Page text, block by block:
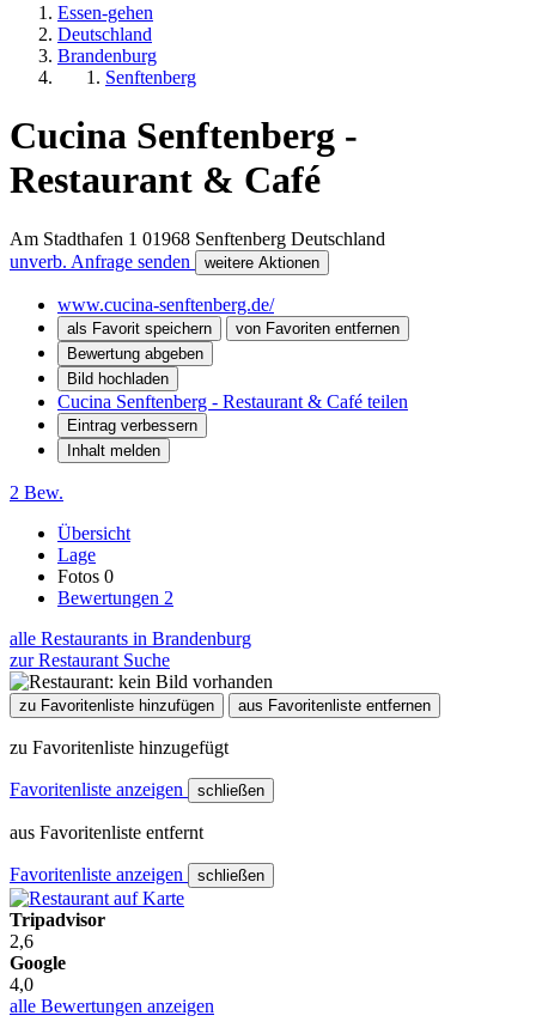
Essen-gehen
Deutschland
Brandenburg
Senftenberg
Cucina Senftenberg -
Restaurant & Café
Am Stadthafen 1 01968 Senftenberg Deutschland
unverb. Anfrage senden
weitere Aktionen
www.cucina-senftenberg.de/
als Favorit speichern
von Favoriten entfernen
Bewertung abgeben
Bild hochladen
Cucina Senftenberg - Restaurant & Café teilen
Eintrag verbessern
Inhalt melden
2 Bew.
Übersicht
Lage
Fotos 0
Bewertungen 2
alle Restaurants in Brandenburg
zur Restaurant Suche
zu Favoritenliste hinzufügen aus Favoritenliste entfernen
zu Favoritenliste hinzugefügt
Favoritenliste anzeigen schließen
aus Favoritenliste entfernt
Favoritenliste anzeigen schließen
Tripadvisor
2,6
Google
4,0
alle Bewertungen anzeigen